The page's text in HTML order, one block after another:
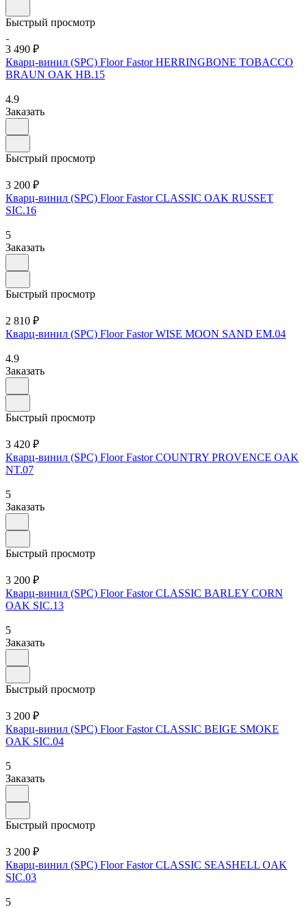
Быстрый просмотр
3 490 ₽
Кварц-винил (SPC) Floor Fastor HERRINGBONE TOBACCO
BRAUN OAK HB.15
4.9
Заказать
Быстрый просмотр
3 200 ₽
Кварц-винил (SPC) Floor Fastor CLASSIC OAK RUSSET
SIC.16
5
Заказать
Быстрый просмотр
2 810 ₽
Кварц-винил (SPC) Floor Fastor WISE MOON SAND EM.04
4.9
Заказать
Быстрый просмотр
3 420 ₽
Кварц-винил (SPC) Floor Fastor COUNTRY PROVENCE OAK
NT.07
5
Заказать
Быстрый просмотр
3 200 ₽
Кварц-винил (SPC) Floor Fastor CLASSIC BARLEY CORN
OAK SIC.13
5
Заказать
Быстрый просмотр
3 200 ₽
Кварц-винил (SPC) Floor Fastor CLASSIC BEIGE SMOKE
OAK SIC.04
5
Заказать
Быстрый просмотр
3 200 ₽
Кварц-винил (SPC) Floor Fastor CLASSIC SEASHELL OAK
SIC.03
5